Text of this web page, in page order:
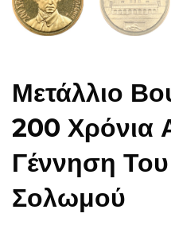
Μετάλλιο
200 Χρόνια
Γέννηση
Σολωμού